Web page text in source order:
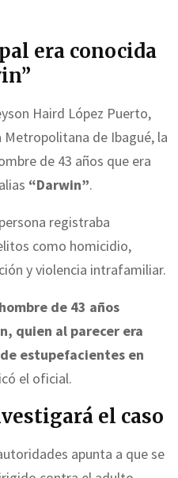
era conocida
Haird López Puerto,
de Ibagué, la
de 43 años que era
“Darwin”.
registraba
como homicidio,
y violencia intrafamiliar.
de 43 años
quien al parecer era
estupefacientes en
el oficial.
el caso
apunta a que se